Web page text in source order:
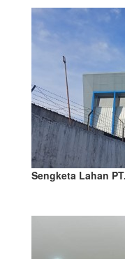
Sengketa Lahan